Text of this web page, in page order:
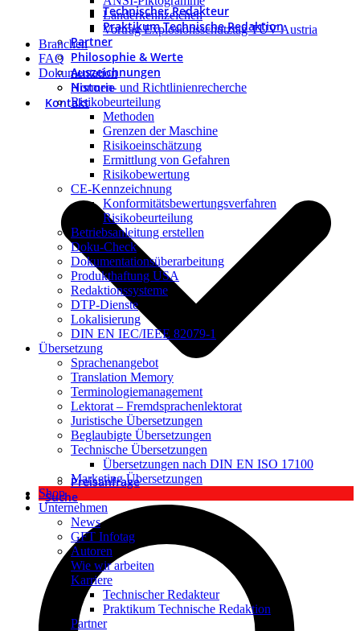
Technischer Redakteur
Praktikum Technische Redaktion
Partner
Philosophie & Werte
Auszeichnungen
Historie
Kontakt
Preisanfrage
Suche
Länderkennzeichen
Vortrag Explosionsschutztag TÜV Austria
Branchen
FAQ
Dokumentation
Normen- und Richtlinienrecherche
Risikobeurteilung
Methoden
Grenzen der Maschine
Risikoeinschätzung
Ermittlung von Gefahren
Risikobewertung
CE-Kennzeichnung
Konformitätsbewertungsverfahren
Risikobeurteilung
Betriebsanleitung erstellen
Doku-Check
Dokumentationsüberarbeitung
Produkthaftung USA
Redaktionssysteme
DTP-Dienste
Lokalisierung
DIN EN IEC/IEEE 82079-1
Übersetzung
Sprachenangebot
Translation Memory
Terminologiemanagement
Lektorat – Fremdsprachenlektorat
Juristische Übersetzungen
Beglaubigte Übersetzungen
Technische Übersetzungen
Übersetzungen nach DIN EN ISO 17100
Marketing Übersetzungen
Shop
Unternehmen
News
GFT Infotag
Autoren
Wie wir arbeiten
Karriere
Technischer Redakteur
Praktikum Technische Redaktion
Partner